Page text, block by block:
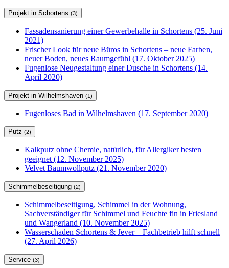
Projekt in Schortens (3)
Fassadensanierung einer Gewerbehalle in Schortens (25. Juni
2021)
Frischer Look für neue Büros in Schortens – neue Farben,
neuer Boden, neues Raumgefühl (17. Oktober 2025)
Fugenlose Neugestaltung einer Dusche in Schortens (14.
April 2020)
Projekt in Wilhelmshaven (1)
Fugenloses Bad in Wilhelmshaven (17. September 2020)
Putz (2)
Kalkputz ohne Chemie, natürlich, für Allergiker besten
geeignet (12. November 2025)
Velvet Baumwollputz (21. November 2020)
Schimmelbeseitigung (2)
Schimmelbeseitigung, Schimmel in der Wohnung,
Sachverständiger für Schimmel und Feuchte fin in Friesland
und Wangerland (10. November 2025)
Wasserschaden Schortens & Jever – Fachbetrieb hilft schnell
(27. April 2026)
Service (3)